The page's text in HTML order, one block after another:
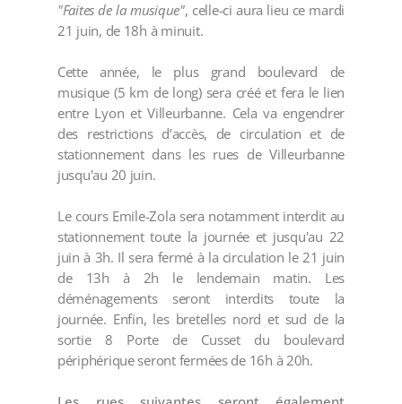
"Faites de la musique", celle-ci aura lieu ce mardi
21 juin, de 18h à minuit.
Cette année, le plus grand boulevard de
musique (5 km de long) sera créé et fera le lien
entre Lyon et Villeurbanne. Cela va engendrer
des restrictions d’accès, de circulation et de
stationnement dans les rues de Villeurbanne
jusqu'au 20 juin.
Le cours Emile-Zola sera notamment interdit au
stationnement toute la journée et jusqu'au 22
juin à 3h. Il sera fermé à la circulation le 21 juin
de 13h à 2h le lendemain matin. Les
déménagements seront interdits toute la
journée. Enfin, les bretelles nord et sud de la
sortie 8 Porte de Cusset du boulevard
périphérique seront fermées de 16h à 20h.